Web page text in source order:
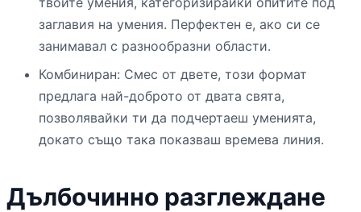
заглавия на умения. Перфектен е, ако си се
занимавал с разнообразни области.
Комбиниран: Смес от двете, този формат
предлага най-доброто от двата свята,
позволявайки ти да подчертаеш уменията,
докато също така показваш времева линия.
Дълбочинно разглеждане